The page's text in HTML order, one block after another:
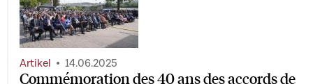
Commémoration des 40 ans des accords de
Artikel 14.06.2025